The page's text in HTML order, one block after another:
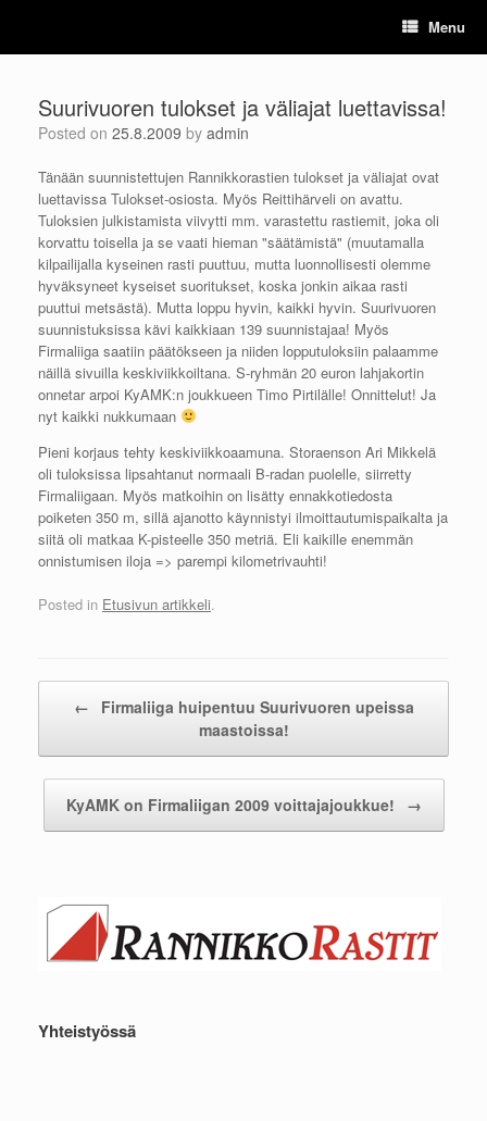
content
Menu
Suurivuoren tulokset ja väliajat luettavissa!
Posted on 25.8.2009 by admin
Tänään suunnistettujen Rannikkorastien tulokset ja väliajat ovat
luettavissa Tulokset-osiosta. Myös Reittihärveli on avattu.
Tuloksien julkistamista viivytti mm. varastettu rastiemit, joka oli
korvattu toisella ja se vaati hieman "säätämistä" (muutamalla
kilpailijalla kyseinen rasti puuttuu, mutta luonnollisesti olemme
hyväksyneet kyseiset suoritukset, koska jonkin aikaa rasti
puuttui metsästä). Mutta loppu hyvin, kaikki hyvin. Suurivuoren
suunnistuksissa kävi kaikkiaan 139 suunnistajaa! Myös
Firmaliiga saatiin päätökseen ja niiden lopputuloksiin palaamme
näillä sivuilla keskiviikkoiltana. S-ryhmän 20 euron lahjakortin
onnetar arpoi KyAMK:n joukkueen Timo Pirtilälle! Onnittelut! Ja
nyt kaikki nukkumaan
Pieni korjaus tehty keskiviikkoaamuna. Storaenson Ari Mikkelä
oli tuloksissa lipsahtanut normaali B-radan puolelle, siirretty
Firmaliigaan. Myös matkoihin on lisätty ennakkotiedosta
poiketen 350 m, sillä ajanotto käynnistyi ilmoittautumispaikalta ja
siitä oli matkaa K-pisteelle 350 metriä. Eli kaikille enemmän
onnistumisen iloja => parempi kilometrivauhti!
Posted in Etusivun artikkeli.
←
Firmaliiga huipentuu Suurivuoren upeissa
maastoissa!
KyAMK on Firmaliigan 2009 voittajajoukkue! →
Yhteistyössä